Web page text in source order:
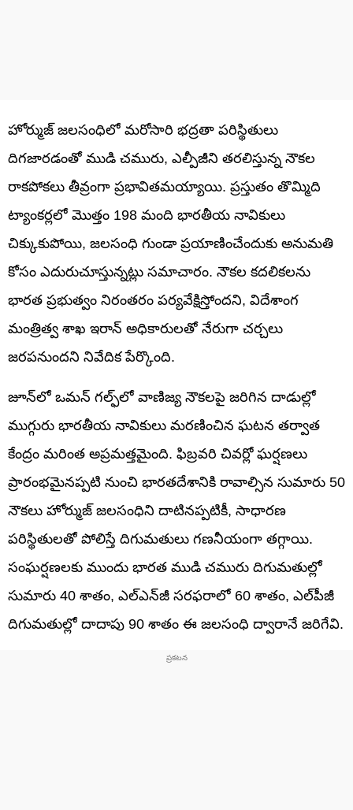
హోర్ముజ్ జలసంధిలో మరోసారి భద్రతా పరిస్థితులు
దిగజారడంతో ముడి చమురు, ఎల్పీజీని తరలిస్తున్న నౌకల
రాకపోకలు తీవ్రంగా ప్రభావితమయ్యాయి. ప్రస్తుతం తొమ్మిది
ట్యాంకర్లలో మొత్తం 198 మంది భారతీయ నావికులు
చిక్కుకుపోయి, జలసంధి గుండా ప్రయాణించేందుకు అనుమతి
కోసం ఎదురుచూస్తున్నట్లు సమాచారం. నౌకల కదలికలను
భారత ప్రభుత్వం నిరంతరం పర్యవేక్షిస్తోందని, విదేశాంగ
మంత్రిత్వ శాఖ ఇరాన్ అధికారులతో నేరుగా చర్చలు
జరపనుందని నివేదిక పేర్కొంది.
జూన్‌లో ఒమన్ గల్ఫ్‌లో వాణిజ్య నౌకలపై జరిగిన దాడుల్లో
ముగ్గురు భారతీయ నావికులు మరణించిన ఘటన తర్వాత
కేంద్రం మరింత అప్రమత్తమైంది. ఫిబ్రవరి చివర్లో ఘర్షణలు
ప్రారంభమైనప్పటి నుంచి భారతదేశానికి రావాల్సిన సుమారు 50
నౌకలు హోర్ముజ్ జలసంధిని దాటినప్పటికీ, సాధారణ
పరిస్థితులతో పోలిస్తే దిగుమతులు గణనీయంగా తగ్గాయి.
సంఘర్షణలకు ముందు భారత ముడి చమురు దిగుమతుల్లో
సుమారు 40 శాతం, ఎల్‌ఎన్‌జీ సరఫరాలో 60 శాతం, ఎల్‌పీజీ
దిగుమతుల్లో దాదాపు 90 శాతం ఈ జలసంధి ద్వారానే జరిగేవి.